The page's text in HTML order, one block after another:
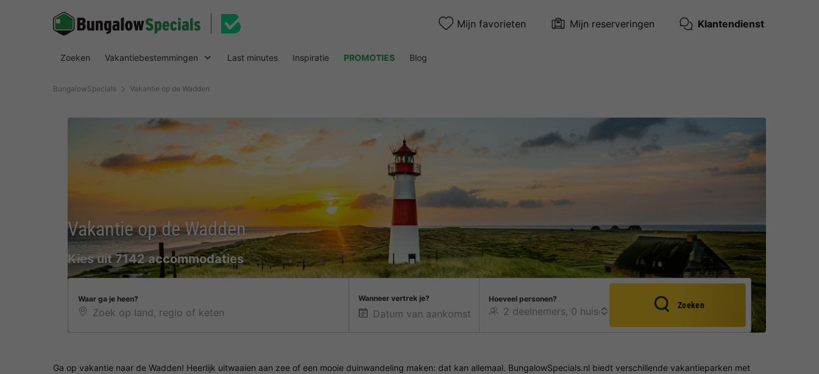
Mijn favorieten Mijn reserveringen Klantendienst
Zoeken Vakantiebestemmingen Last minutes Inspiratie PROMOTIES Blog
BungalowSpecials Vakantie op de Wadden
Vakantie op de Wadden
Kies uit 7142 accommodaties
Waar ga je heen? Wanneer vertrek je? Hoeveel personen?
Zoeken
Ga op vakantie naar de Wadden! Heerlijk uitwaaien aan zee of een mooie duinwandeling maken: dat kan allemaal. BungalowSpecials.nl biedt verschillende vakantieparken met